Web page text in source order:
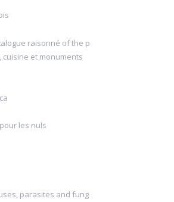
raisonné of the p
et monuments
les nuls
parasites and fung